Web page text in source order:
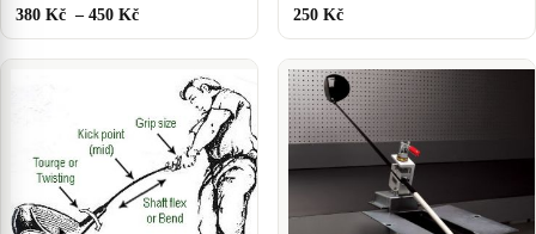
380 Kč – 450 Kč 250 Kč